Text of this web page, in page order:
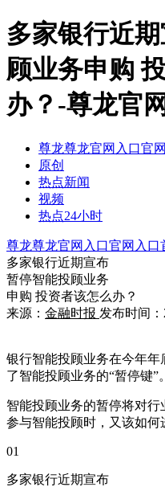
多家银行近
顾业务申购
办？-尊龙官
尊龙尊龙官网入口官
原创
热点新闻
视频
热点24小时
尊龙尊龙官网入口官网入口
多家银行近期宣布
暂停智能投顾业务
申购 投资者该怎么办？
来源： 金融时报 发布时间：
银行智能投顾业务在今年
了智能投顾业务的“暂停键”。
智能投顾业务的暂停将对
参与智能投顾时，又该如何
01
多家银行近期宣布